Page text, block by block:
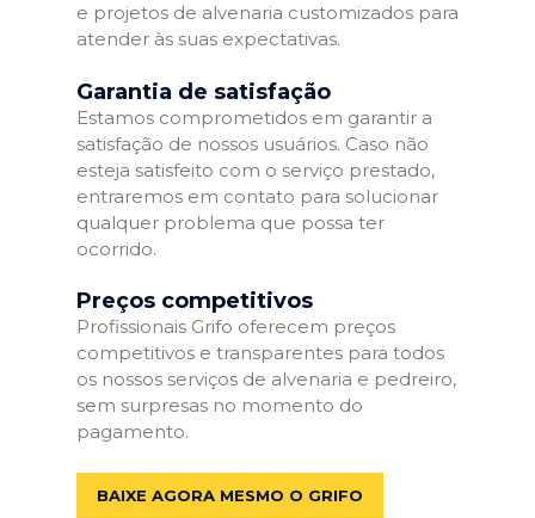
e projetos de alvenaria customizados para
atender às suas expectativas.
Garantia de satisfação
Estamos comprometidos em garantir a
satisfação de nossos usuários. Caso não
esteja satisfeito com o serviço prestado,
entraremos em contato para solucionar
qualquer problema que possa ter
ocorrido.
Preços competitivos
Profissionais Grifo oferecem preços
competitivos e transparentes para todos
os nossos serviços de alvenaria e pedreiro,
sem surpresas no momento do
pagamento.
BAIXE AGORA MESMO O GRIFO